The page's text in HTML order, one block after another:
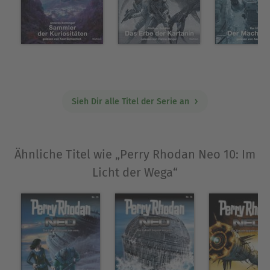
Korrektur und kam so in den Genuss erster
Verlagskontakte. Nach Abschluss, seiner
Doktorarbeit in Germanistik begann er mit dem
neuen Romanen für Macabros und Larry Brent.
Sieh Dir alle Titel der Serie an
Ähnliche Titel wie „Perry Rhodan Neo 10: Im
Licht der Wega“